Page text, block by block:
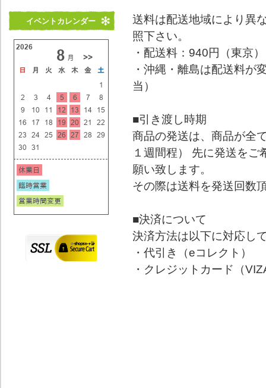
送料は配送地域により異
照下さい。
・配送料：940円（東京
・沖縄・離島は配送料が
当）
■引き渡し時期
商品の発送は、商品が全
１週間程） 先に発送を
願い致します。
その際は送料を発送回数
■決済について
決済方法は以下に対応し
・代引き（eコレクト）
・クレジットカード（
イベントカレンダー